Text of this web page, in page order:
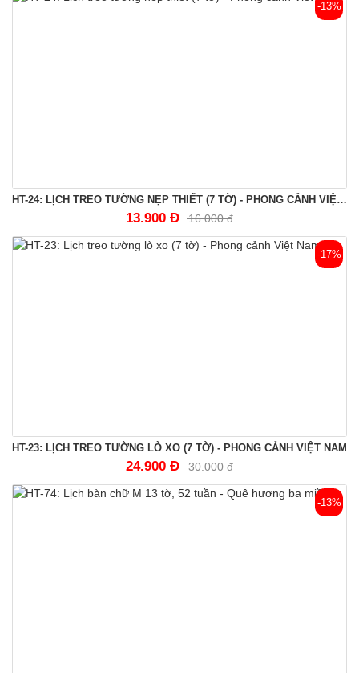
-13%
HT-24: LỊCH TREO TƯỜNG NẸP THIẾT (7 TỜ) - PHONG CẢNH VIỆT NAM
13.900 Đ 16.000 đ
-17%
HT-23: LỊCH TREO TƯỜNG LÒ XO (7 TỜ) - PHONG CẢNH VIỆT NAM
24.900 Đ 30.000 đ
-13%